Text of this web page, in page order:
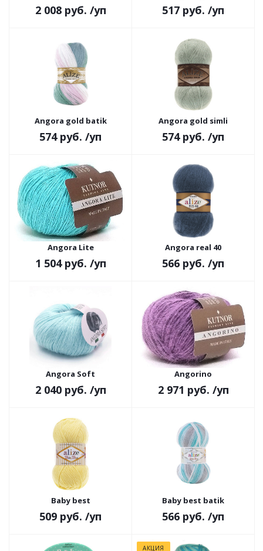
2 008 руб. /уп 517 руб. /уп
Angora gold batik
574 руб. /уп
Angora gold simli
574 руб. /уп
Angora Lite
1 504 руб. /уп
Angora real 40
566 руб. /уп
Angora Soft
2 040 руб. /уп
Angorino
2 971 руб. /уп
Baby best
509 руб. /уп
Baby best batik
566 руб. /уп
АКЦИЯ